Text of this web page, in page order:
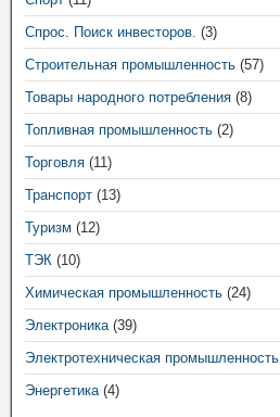
Спрос. Поиск инвесторов. (3)
Строительная промышленность (57)
Товары народного потребления (8)
Топливная промышленность (2)
Торговля (11)
Транспорт (13)
Туризм (12)
ТЭК (10)
Химическая промышленность (24)
Электроника(39)
Электротехническая промышленность
Энергетика(4)